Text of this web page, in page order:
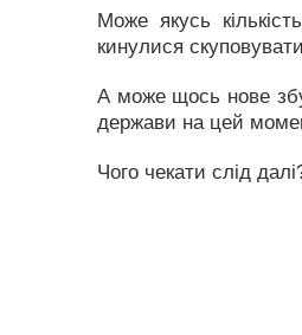
Може якусь
кинулися
А може щось нове
держави на цей
Чого чекати слід